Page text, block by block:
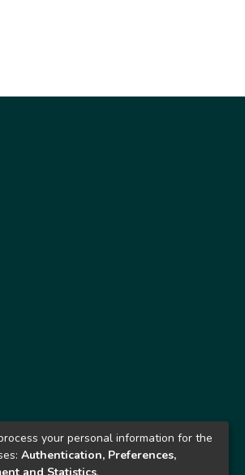
your personal information for the
Authentication, Preferences,